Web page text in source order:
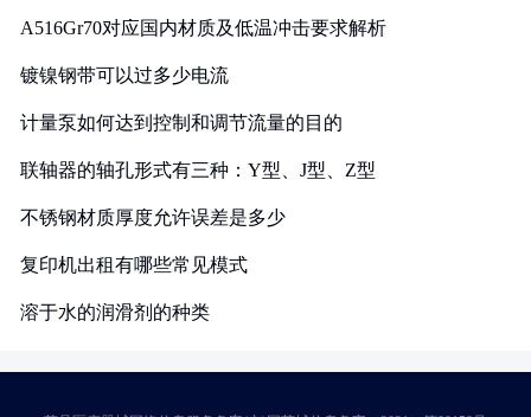
A516Gr70对应国内材质及低温冲击要求解析
镀镍钢带可以过多少电流
计量泵如何达到控制和调节流量的目的
联轴器的轴孔形式有三种：Y型、J型、Z型
不锈钢材质厚度允许误差是多少
复印机出租有哪些常见模式
溶于水的润滑剂的种类